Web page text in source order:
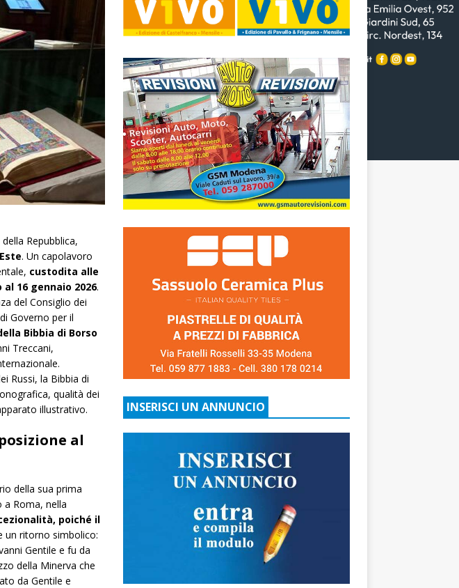
Repubblica,
. Un capolavoro
custodita alle
al 16 gennaio 2026.
del Consiglio dei
Governo per il
Bibbia di Borso
Treccani,
Russi, la Bibbia di
qualità dei
illustrativo.
al
della sua prima
a Roma, nella
poiché il
un ritorno simbolico:
Gentile e fu da
della Minerva che
da Gentile e
INSERISCI UN ANNUNCIO